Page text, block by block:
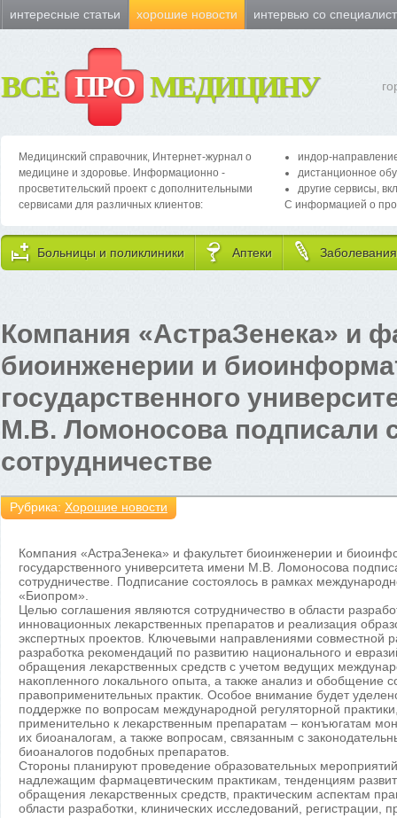
интересные статьи хорошие новости интервью со
ВСЁ ПРО МЕДИЦИНУ
Медицинский справочник, Интернет-журнал о
медицине и здоровье. Информационно -
просветительский проект с дополнительными
сервисами для различных клиентов:
индор-
дистанционное
другие сервисы,
С информацией о
Больницы и поликлиники Аптеки Заболевания
Компания «АстраЗенека» и
биоинженерии и
государственного
М.В. Ломоносова подписали
сотрудничестве
Рубрика: Хорошие новости
Компания «АстраЗенека» и факультет биоинженерии и
государственного университета имени М.В. Ломоносова
сотрудничестве. Подписание состоялось в рамках
«Биопром».
Целью соглашения являются сотрудничество в области
инновационных лекарственных препаратов и реализация
экспертных проектов. Ключевыми направлениями совместной
разработка рекомендаций по развитию национального и
обращения лекарственных средств с учетом ведущих
накопленного локального опыта, а также анализ и обобщение
правоприменительных практик. Особое внимание будет
поддержке по вопросам международной регуляторной
применительно к лекарственным препаратам – конъюгатам
их биоаналогам, а также вопросам, связанным с
биоаналогов подобных препаратов.
Стороны планируют проведение образовательных
надлежащим фармацевтическим практикам, тенденциям
обращения лекарственных средств, практическим аспектам
области разработки, клинических исследований, регистрации,